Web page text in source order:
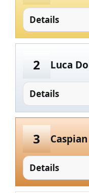
Details
2 Luca
Details
3
Details